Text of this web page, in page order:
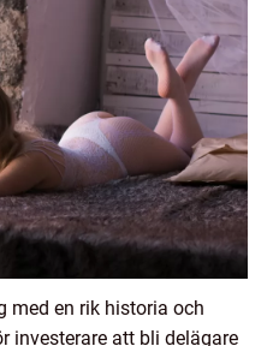
med en rik historia och
investerare att bli delägare